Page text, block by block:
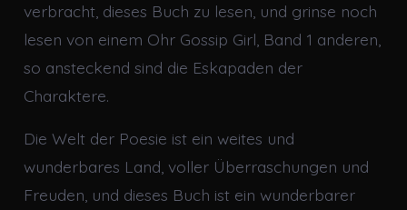
verbracht, dieses Buch zu lesen, und grinse noch
lesen von einem Ohr Gossip Girl, Band 1 anderen,
so ansteckend sind die Eskapaden der
Charaktere.
Die Welt der Poesie ist ein weites und
wunderbares Land, voller Überraschungen und
Freuden, und dieses Buch ist ein wunderbarer